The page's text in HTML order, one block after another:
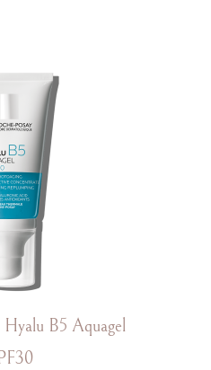
Hyalu B5 Aquagel